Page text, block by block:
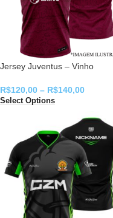
Jersey Juventus – Vinho
R$120,00 – R$140,00
Select Options